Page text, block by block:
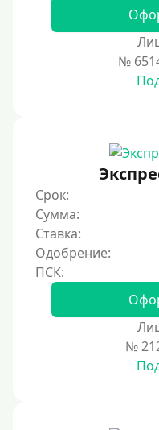
№
Срок:
Сумма:
Ставка:
Одобрение:
№